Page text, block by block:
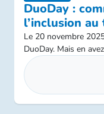
DuoDay :
l’inclusion
Le 20 novembre
DuoDay. Mais en